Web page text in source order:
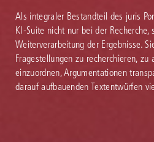
Als integraler Bestandteil des juris
KI-Suite nicht nur bei der Recherche,
Weiterverarbeitung der Ergebnisse.
Fragestellungen zu recherchieren,
einzuordnen, Argumentationen
darauf aufbauenden Textentwürfen